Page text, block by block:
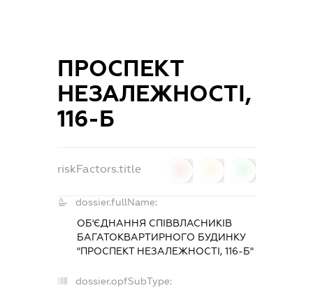
ПРОСПЕКТ
НЕЗАЛЕЖНОСТІ,
116-Б
riskFactors.title
dossier.fullName:
ОБ'ЄДНАННЯ СПІВВЛАСНИКІВ
БАГАТОКВАРТИРНОГО БУДИНКУ
"ПРОСПЕКТ НЕЗАЛЕЖНОСТІ, 116-Б"
dossier.opfSubType: